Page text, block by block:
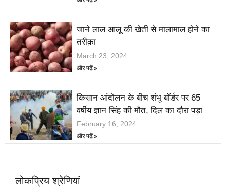
जाने लाल आलू की खेती से मालामाल होने का
तरीक़ा
March 23, 2024
और पढ़ें »
किसान आंदोलन के बीच शंभू बॉर्डर पर 65
वर्षीय ज्ञान सिंह की मौत, दिल का दौरा पड़ा
February 16, 2024
और पढ़ें »
लोकप्रिय श्रेणियां